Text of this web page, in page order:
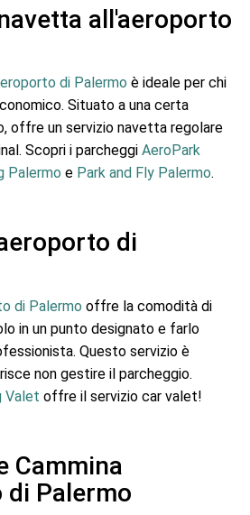
all'aeroporto
di Palermo è ideale per chi
Situato a una certa
offre un servizio navetta regolare
Scopri i parcheggi AeroPark
Palermo e Park and Fly Palermo.
di
di Palermo offre la comodità di
in un punto designato e farlo
Questo servizio è
non gestire il parcheggio.
Valet offre il servizio car valet!
Cammina
Palermo